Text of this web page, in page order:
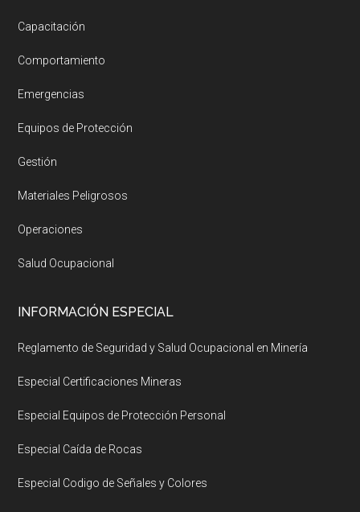
Capacitación
Comportamiento
Emergencias
Equipos de Protección
Gestión
Materiales Peligrosos
Operaciones
Salud Ocupacional
INFORMACIÓN ESPECIAL
Reglamento de Seguridad y Salud Ocupacional en Minería
Especial Certificaciones Mineras
Especial Equipos de Protección Personal
Especial Caída de Rocas
Especial Codigo de Señales y Colores